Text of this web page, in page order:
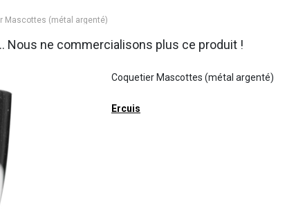
Mascottes (métal argenté)
Nous ne commercialisons plus ce produit !
Coquetier Mascottes (métal argenté)
Ercuis